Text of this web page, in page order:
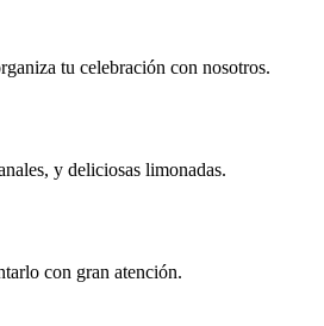
tu celebración con nosotros.
y deliciosas limonadas.
con gran atención.